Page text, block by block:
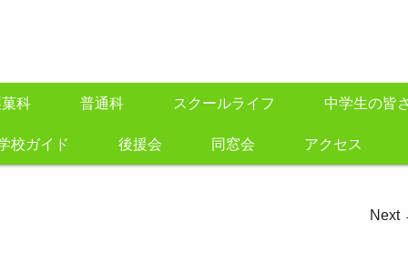
科 普通科 スクールライフ 中学生の皆
校ガイド 後援会 同窓会 アクセス
Next